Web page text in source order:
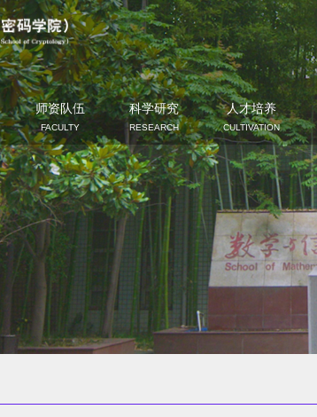
师资队伍
FACULTY
科学研究
RESEARCH
人才培养
CULTIVATION